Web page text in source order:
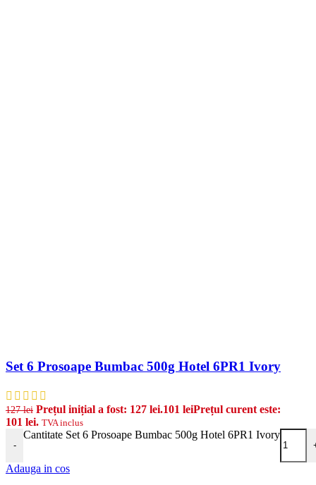
Set 6 Prosoape Bumbac 500g Hotel 6PR1 Ivory
127lei Prețul inițial a fost: 127 lei.101 leiPrețul curent este:
101 lei. TVA inclus
-
Cantitate Set 6 Prosoape Bumbac 500g Hotel 6PR1 Ivory
Adauga in cos